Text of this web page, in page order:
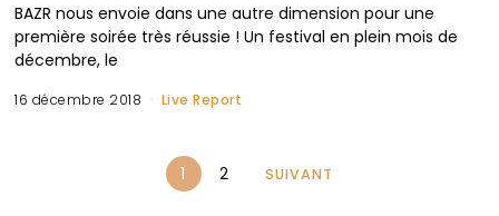
BAZR nous envoie dans une autre dimension pour une
première soirée très réussie ! Un festival en plein mois de
décembre, le
16 décembre 2018 Live Report
1 2 SUIVANT